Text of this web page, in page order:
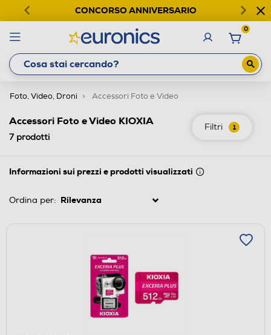
CONCORSO ANNIVERSARIO
0
Foto, Video, Droni Accessori Foto e Video
Filtri 1
Accessori Foto e Video KIOXIA
7prodotti
Informazioni sui prezzi e prodotti visualizzati
Ordina per: